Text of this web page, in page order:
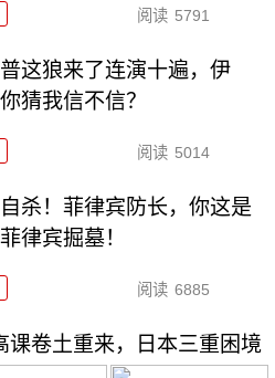
阅读 5791
这狼来了连演十遍，伊
猜我信不信？
阅读 5014
杀！菲律宾防长，你这是
律宾掘墓！
阅读 6885
课卷土重来，日本三重困境